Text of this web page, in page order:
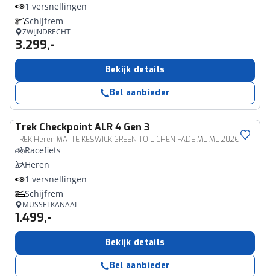
1 versnellingen
Schijfrem
ZWIJNDRECHT
3.299,-
Bekijk details
Bel aanbieder
Trek Checkpoint ALR 4 Gen 3
TREK Heren MATTE KESWICK GREEN TO LICHEN FADE ML ML 2026
Racefiets
Heren
1 versnellingen
Schijfrem
MUSSELKANAAL
1.499,-
Bekijk details
Bel aanbieder